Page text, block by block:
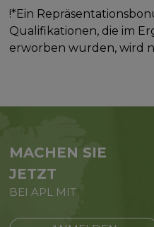
!*Ein
Qualifikationen, die im
erworben wurden, wird
MACHEN SIE
JETZT
BEI APL MIT